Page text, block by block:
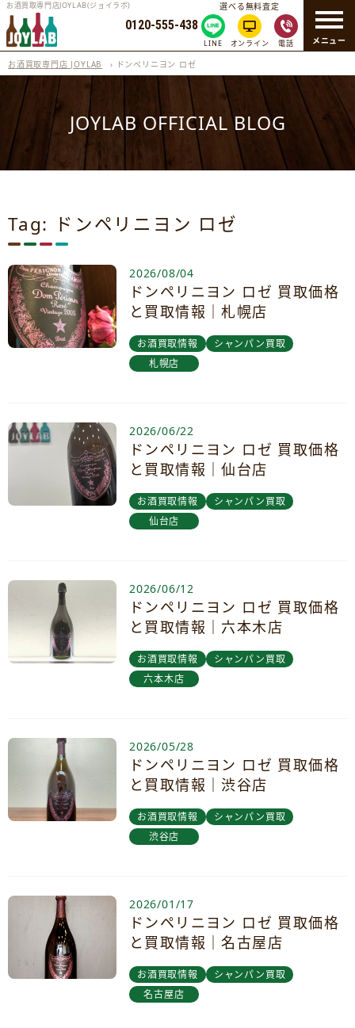
メニュー
お酒買取専門店JOYLAB(ジョイラボ)
0120-555-438
選べる無料査定
LINE オンライン 電話
お酒買取専門店 JOYLAB › ドンペリニヨン ロゼ
JOYLAB OFFICIAL BLOG
Tag: ドンペリニヨン ロゼ
2026/08/04
ドンペリニヨン ロゼ 買取価格
と買取情報｜札幌店
お酒買取情報
シャンパン買取
札幌店
2026/06/22
ドンペリニヨン ロゼ 買取価格
と買取情報｜仙台店
お酒買取情報
シャンパン買取
仙台店
2026/06/12
ドンペリニヨン ロゼ 買取価格
と買取情報｜六本木店
お酒買取情報
シャンパン買取
六本木店
2026/05/28
ドンペリニヨン ロゼ 買取価格
と買取情報｜渋谷店
お酒買取情報
シャンパン買取
渋谷店
2026/01/17
ドンペリニヨン ロゼ 買取価格
と買取情報｜名古屋店
お酒買取情報
シャンパン買取
名古屋店